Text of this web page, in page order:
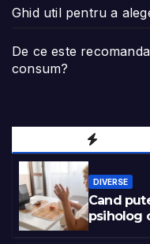
Ghid util pentru a
De ce este
consum?
DIVERSE
Cand
psiholog